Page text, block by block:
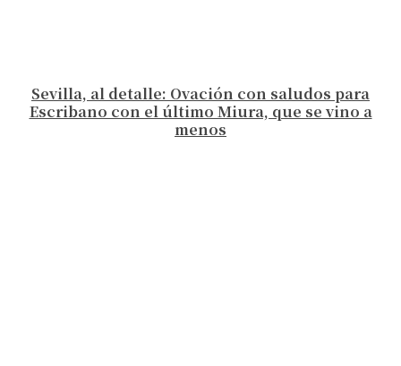
Sevilla, al detalle: Ovación con saludos para
Escribano con el último Miura, que se vino a
menos